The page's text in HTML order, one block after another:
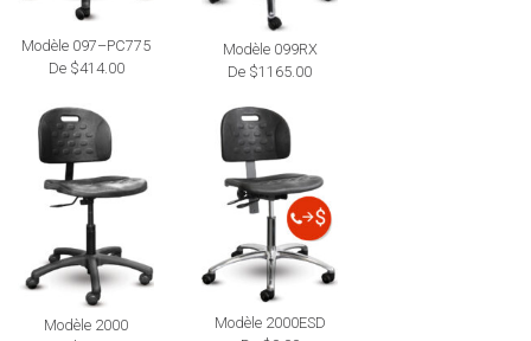
Modèle 097–PC775
De $414.00
Modèle 099RX
De $1165.00
Modèle 2000
Modèle 2000ESD